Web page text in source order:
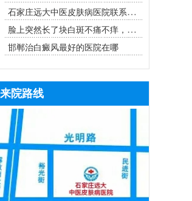
要做哪些检查？
石家庄远大中医皮肤病医院联系方
式地址
脸上突然长了块白斑不痛不痒，原
因及应对指南
邯郸治白癜风最好的医院在哪
来院路线